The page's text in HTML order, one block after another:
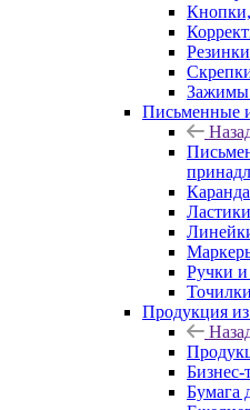
Резинки
Зажимы
Письменные
Ластики
Ручки
Точилки
Продукция
Бизнес-
Бумага